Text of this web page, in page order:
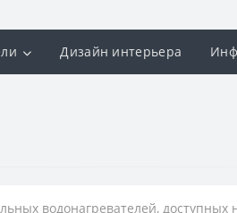
Дизайн интерьера
водонагревателей,